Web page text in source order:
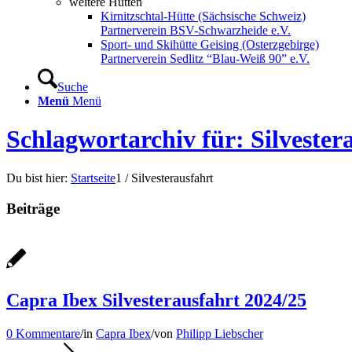
Kirnitzschtal-Hütte (Sächsische Schweiz)
Partnerverein BSV-Schwarzheide e.V.
Sport- und Skihütte Geising (Osterzgebirge)
Partnerverein Sedlitz “Blau-Weiß 90” e.V.
Suche
Menü Menü
Schlagwortarchiv für:
Du bist hier: Startseite1 / Silvesterausfahrt
Beiträge
Capra Ibex Silvesterausfahrt 2024/25
0 Kommentare/in Capra Ibex/von Philipp Liebscher